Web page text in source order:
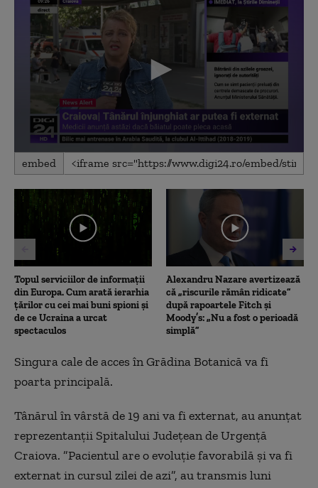
0
seconds
1
minute,
seconds
embed
Topul serviciilor de informații
din Europa. Cum arată ierarhia
țărilor cu cei mai buni spioni și
de ce Ucraina a urcat
spectaculos
Alexandru Nazare avertizează
că „riscurile rămân ridicate”
după rapoartele Fitch și
Moody’s: „Nu a fost o perioadă
simplă”
Singura cale de acces în Grădina Botanică va fi
poarta principală.
Tânărul în vârstă de 19 ani va fi externat, au anunţat
reprezentanţii Spitalului Judeţean de Urgenţă
Craiova. ”Pacientul are o evoluţie favorabilă şi va fi
externat in cursul zilei de azi”, au transmis luni